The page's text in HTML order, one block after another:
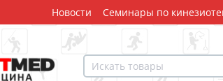
Новости Семинары по